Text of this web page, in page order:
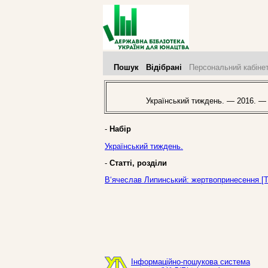
Пошук Відібрані Персональний
Український тиждень. — 2016.
- Набір
Український тиждень.
- Статті, розділи
В‘ячеслав Липинський:
Інформаційно-пошукова система